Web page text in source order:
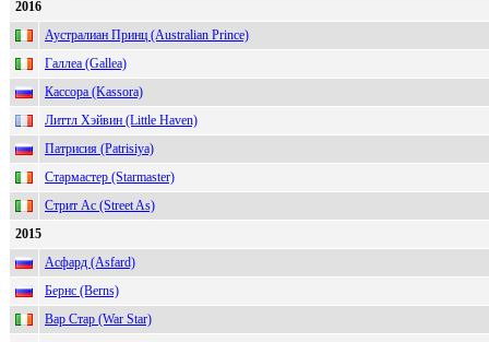
2016
Аустралиан Принц (Australian Prince)
Галлеа (Gallea)
Кассора (Kassora)
Литтл Хэйвин (Little Haven)
Патрисия (Patrisiya)
Стармастер (Starmaster)
Стрит Ас (Street As)
2015
Асфард (Asfard)
Бернс (Berns)
Вар Стар (War Star)